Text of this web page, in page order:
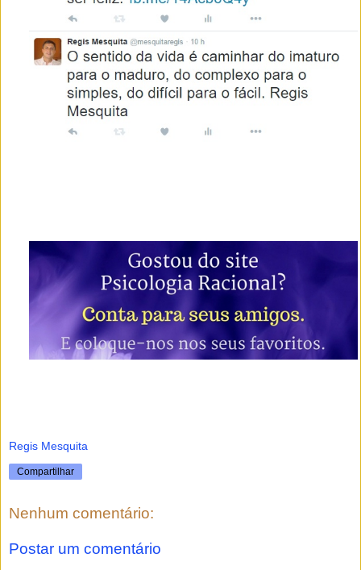
Regis Mesquita
Compartilhar
Nenhum comentário:
Postar um comentário